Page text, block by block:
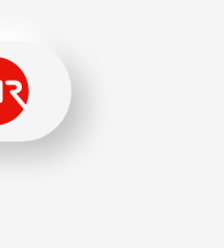
benötigt.